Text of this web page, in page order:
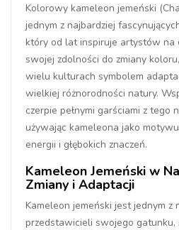
Kolorowy kameleon jemeński
jednym z najbardziej
który od lat inspiruje artystów na
swojej zdolności do zmiany
wielu kulturach symbolem
wielkiej różnorodności natury.
czerpie pełnymi garściami z tego
używając kameleona jako
energii i głębokich znaczeń.
Kameleon Jemeński w
Zmiany i Adaptacji
Kameleon jemeński jest jednym z
przedstawicieli swojego gatunku,